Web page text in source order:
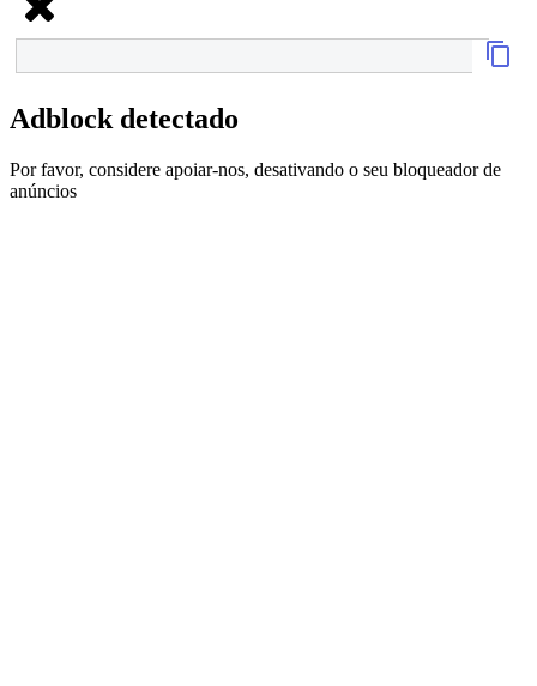
Adblock detectado
Por favor, considere apoiar-nos, desativando o seu bloqueador de
anúncios